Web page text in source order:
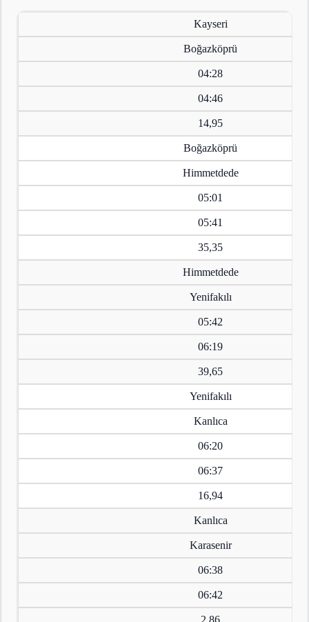
Kayseri
Boğazköprü
04:28
04:46
14,95
Boğazköprü
Himmetdede
05:01
05:41
35,35
Himmetdede
Yenifakılı
05:42
06:19
39,65
Yenifakılı
Kanlıca
06:20
06:37
16,94
Kanlıca
Karasenir
06:38
06:42